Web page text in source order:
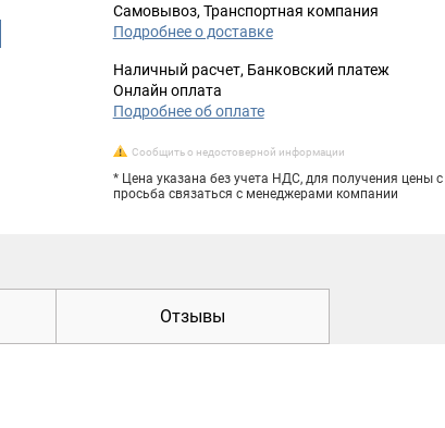
Самовывоз, Транспортная компания
Подробнее о доставке
Наличный расчет, Банковский платеж
Онлайн оплата
Подробнее об оплате
Сообщить о недостоверной информации
* Цена указана без учета НДС, для получения цены
просьба связаться с менеджерами компании
Отзывы